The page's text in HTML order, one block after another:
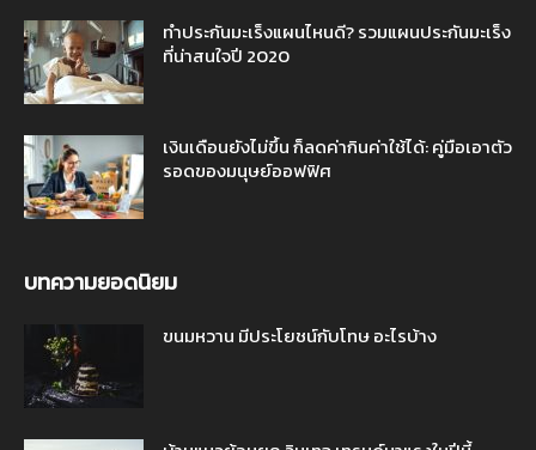
ทำประกันมะเร็งแผนไหนดี? รวมแผนประกันมะเร็ง
ที่น่าสนใจปี 2020
เงินเดือนยังไม่ขึ้น ก็ลดค่ากินค่าใช้ได้: คู่มือเอาตัว
รอดของมนุษย์ออฟฟิศ
บทความยอดนิยม
ขนมหวาน มีประโยชน์กับโทษ อะไรบ้าง